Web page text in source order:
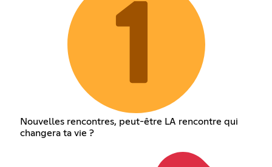
Nouvelles rencontres, peut-être LA rencontre qui
changera ta vie ?